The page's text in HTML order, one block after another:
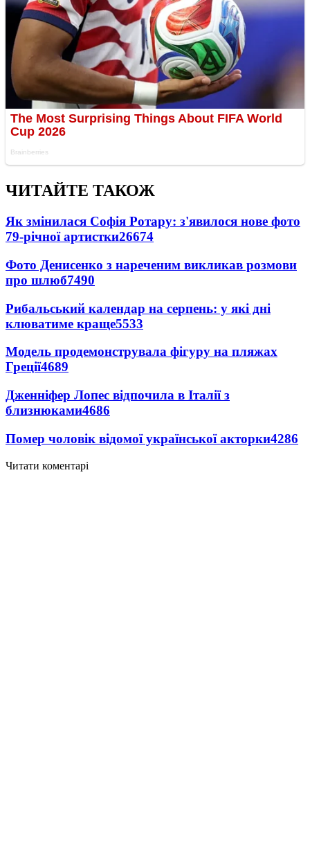
ЧИТАЙТЕ ТАКОЖ
Як змінилася Софія Ротару: з'явилося нове фото
79-річної артистки26674
Фото Денисенко з нареченим викликав розмови
про шлюб7490
Рибальський календар на серпень: у які дні
клюватиме краще5533
Модель продемонструвала фігуру на пляжах
Греції4689
Дженніфер Лопес відпочила в Італії з
близнюками4686
Помер чоловік відомої української акторки4286
Читати коментарі